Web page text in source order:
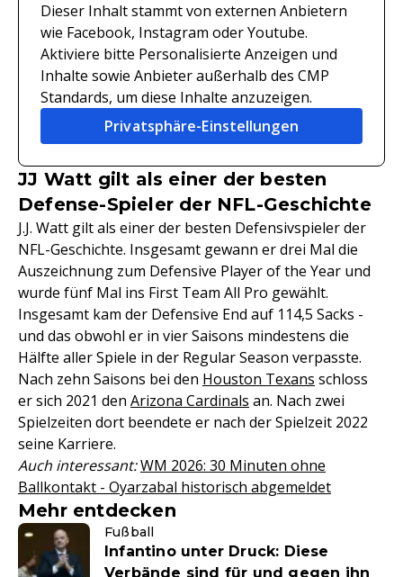
Dieser Inhalt stammt von externen Anbietern
wie Facebook, Instagram oder Youtube.
Aktiviere bitte Personalisierte Anzeigen und
Inhalte sowie Anbieter außerhalb des CMP
Standards, um diese Inhalte anzuzeigen.
Privatsphäre-Einstellungen
JJ Watt gilt als einer der besten
Defense-Spieler der NFL-Geschichte
J.J. Watt gilt als einer der besten Defensivspieler der
NFL-Geschichte. Insgesamt gewann er drei Mal die
Auszeichnung zum Defensive Player of the Year und
wurde fünf Mal ins First Team All Pro gewählt.
Insgesamt kam der Defensive End auf 114,5 Sacks -
und das obwohl er in vier Saisons mindestens die
Hälfte aller Spiele in der Regular Season verpasste.
Nach zehn Saisons bei den Houston Texans schloss
er sich 2021 den Arizona Cardinals an. Nach zwei
Spielzeiten dort beendete er nach der Spielzeit 2022
seine Karriere.
Auch interessant:WM 2026: 30 Minuten ohne
Ballkontakt - Oyarzabal historisch abgemeldet
Mehr entdecken
Fußball
Infantino unter Druck: Diese
Verbände sind für und gegen ihn